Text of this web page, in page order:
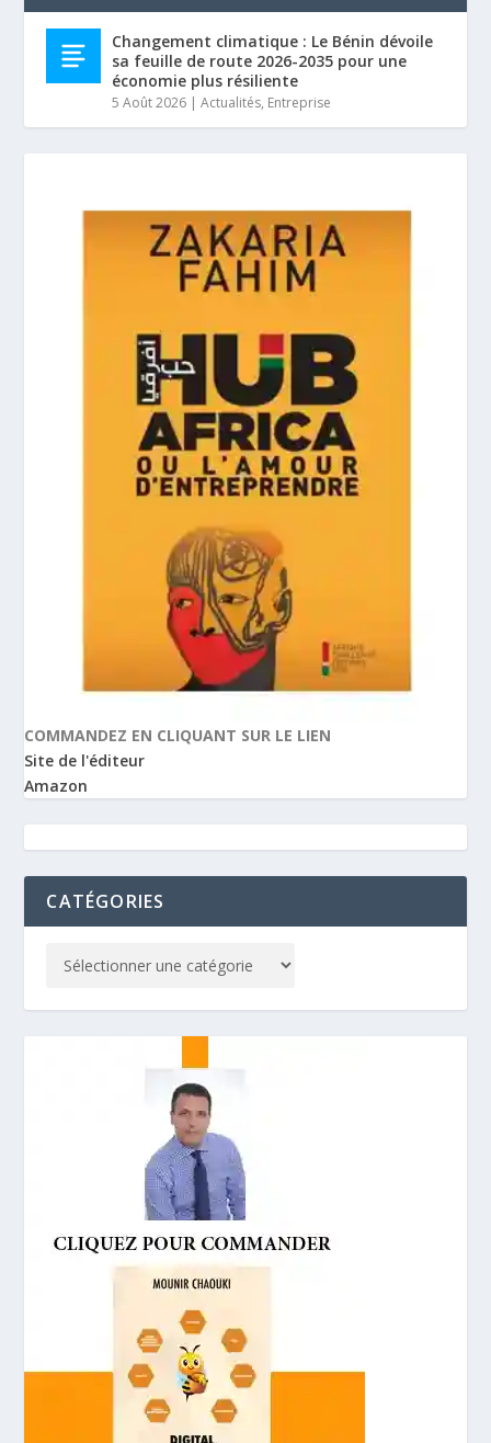
Changement climatique : Le Bénin dévoile
sa feuille de route 2026-2035 pour une
économie plus résiliente
5 Août 2026 |Actualités, Entreprise
COMMANDEZ EN CLIQUANT SUR LE LIEN
Site de l'éditeur
Amazon
CATÉGORIES